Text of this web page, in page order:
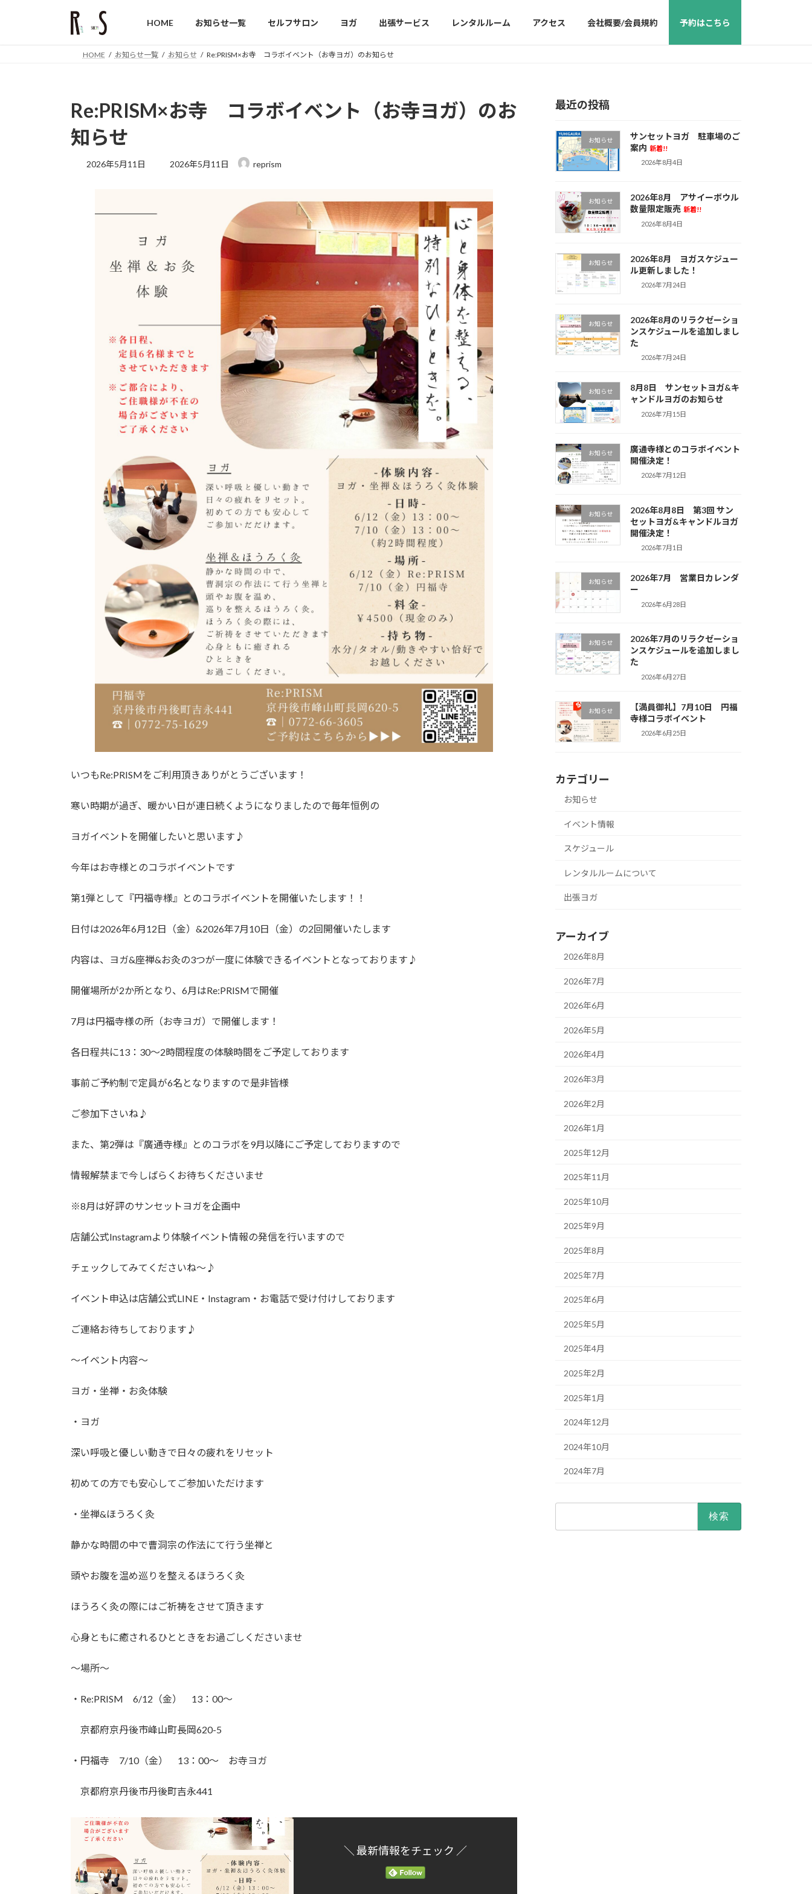
HOME お知らせ一覧 セルフサロン ヨガ 出張サービス レンタルルーム アクセス 会社概要/会員規約 予約はこちら
HOME お知らせ一覧 お知らせ Re:PRISM×お寺 コラボイベント（お寺ヨガ）のお知らせ
Re:PRISM×お寺 コラボイベント（お寺ヨガ）のお
知らせ
2026年5月11日
最
2026年5月11日 reprism
いつもRe:PRISMをご利用頂きありがとうございます！
寒い時期が過ぎ、暖かい日が連日続くようになりましたので毎年恒例の
ヨガイベントを開催したいと思います♪
今年はお寺様とのコラボイベントです
第1弾として『円福寺様』とのコラボイベントを開催いたします！！
日付は2026年6月12日（金）&2026年7月10日（金）の2回開催いたします
内容は、ヨガ&座禅&お灸の3つが一度に体験できるイベントとなっております♪
開催場所が2か所となり、6月はRe:PRISMで開催
7月は円福寺様の所（お寺ヨガ）で開催します！
各日程共に13：30～2時間程度の体験時間をご予定しております
事前ご予約制で定員が6名となりますので是非皆様
ご参加下さいね♪
また、第2弾は『廣通寺様』とのコラボを9月以降にご予定しておりますので
情報解禁まで今しばらくお待ちくださいませ
※8月は好評のサンセットヨガを企画中
店舗公式Instagramより体験イベント情報の発信を行いますので
チェックしてみてくださいね～♪
イベント申込は店舗公式LINE・Instagram・お電話で受け付けしております
ご連絡お待ちしております♪
～イベント内容～
ヨガ・坐禅・お灸体験
・ヨガ
深い呼吸と優しい動きで日々の疲れをリセット
初めての方でも安心してご参加いただけます
・坐禅&ほうろく灸
静かな時間の中で曹洞宗の作法にて行う坐禅と
頭やお腹を温め巡りを整えるほうろく灸
ほうろく灸の際にはご祈祷をさせて頂きます
心身ともに癒されるひとときをお過ごしくださいませ
～場所～
・Re:PRISM 6/12（金） 13：00～
京都府京丹後市峰山町長岡620-5
・円福寺 7/10（金） 13：00～ お寺ヨガ
京都府京丹後市丹後町吉永441
＼ 最新情報をチェック ／
最近の投稿
お知らせ
サンセットヨガ 駐車場のご
案内 新着!!
2026年8月4日
お知らせ
2026年8月 アサイーボウル
数量限定販売 新着!!
2026年8月4日
お知らせ
2026年8月 ヨガスケジュー
ル更新しました！
2026年7月24日
お知らせ
2026年8月のリラクゼーショ
ンスケジュールを追加しまし
た
2026年7月24日
お知らせ
8月8日 サンセットヨガ&キ
ャンドルヨガのお知らせ
2026年7月15日
お知らせ
廣通寺様とのコラボイベント
開催決定！
2026年7月12日
お知らせ
2026年8月8日 第3回 サン
セットヨガ&キャンドルヨガ
開催決定！
2026年7月1日
お知らせ
2026年7月 営業日カレンダ
ー
2026年6月28日
お知らせ
2026年7月のリラクゼーショ
ンスケジュールを追加しまし
た
2026年6月27日
お知らせ
【満員御礼】7月10日 円福
寺様コラボイベント
2026年6月25日
カテゴリー
お知らせ
イベント情報
スケジュール
レンタルルームについて
出張ヨガ
アーカイブ
2026年8月
2026年7月
2026年6月
2026年5月
2026年4月
2026年3月
2026年2月
2026年1月
2025年12月
2025年11月
2025年10月
2025年9月
2025年8月
2025年7月
2025年6月
2025年5月
2025年4月
2025年2月
2025年1月
2024年12月
2024年10月
2024年7月